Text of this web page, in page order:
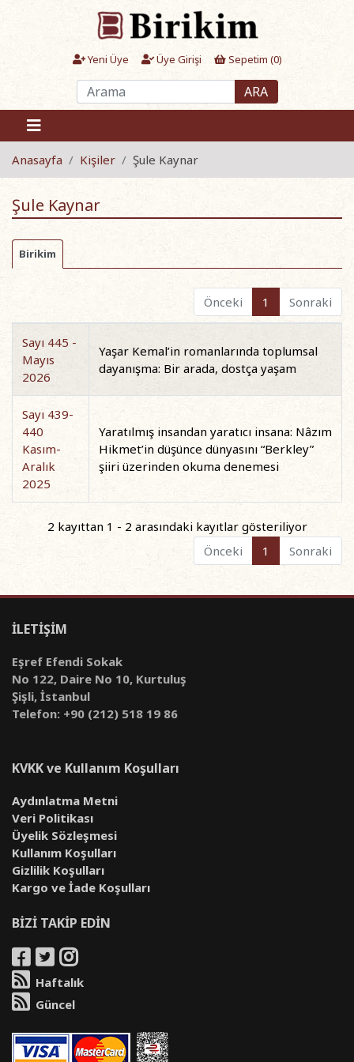
Yeni Üye Üye Girişi Sepetim (0)
ARA
Anasayfa Kişiler Şule Kaynar
Şule Kaynar
Birikim
Önceki 1 Sonraki
Sayı 445 -
Mayıs
2026
Yaşar Kemal’in romanlarında toplumsal
dayanışma: Bir arada, dostça yaşam
Sayı 439-
440
Kasım-
Aralık
2025
Yaratılmış insandan yaratıcı insana: Nâzım
Hikmet’in düşünce dünyasını “Berkley”
şiiri üzerinden okuma denemesi
2 kayıttan 1 - 2 arasındaki kayıtlar gösteriliyor
Önceki
1 Sonraki
İLETİŞİM
Eşref Efendi Sokak
No 122, Daire No 10, Kurtuluş
Şişli, İstanbul
Telefon: +90 (212) 518 19 86
KVKK ve Kullanım Koşulları
Aydınlatma Metni
Veri Politikası
Üyelik Sözleşmesi
Kullanım Koşulları
Gizlilik Koşulları
Kargo ve İade Koşulları
BİZİ TAKİP EDİN
Haftalık
Güncel